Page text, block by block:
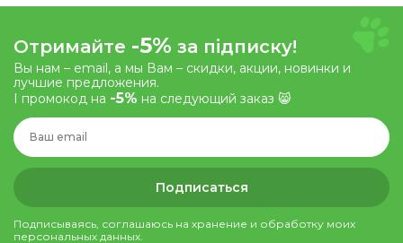
Отримайте -5% за підписку!
Вы нам – email, а мы Вам – скидки, акции, новинки и
лучшие предложения.
І промокод на -5% на следующий заказ 😸
Подписаться
Подписываясь, соглашаюсь на хранение и обработку моих
персональных данных.